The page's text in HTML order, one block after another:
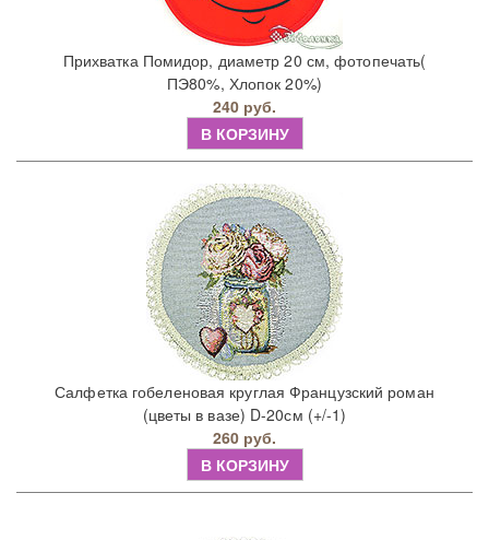
Прихватка Помидор, диаметр 20 см, фотопечать(
ПЭ80%, Хлопок 20%)
240 руб.
В КОРЗИНУ
Салфетка гобеленовая круглая Французский роман
(цветы в вазе) D-20см (+/-1)
260 руб.
В КОРЗИНУ